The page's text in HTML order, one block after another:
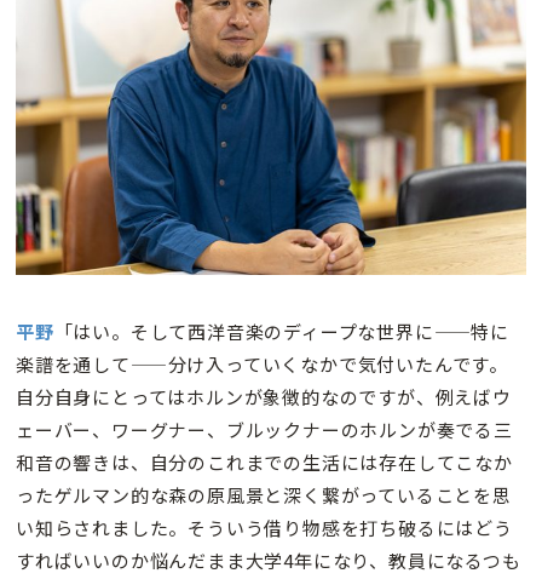
平野 「はい。そして西洋音楽のディープな世界に——特に
楽譜を通して——分け入っていくなかで気付いたんです。
自分自身にとってはホルンが象徴的なのですが、例えばウ
ェーバー、ワーグナー、ブルックナーのホルンが奏でる三
和音の響きは、自分のこれまでの生活には存在してこなか
ったゲルマン的な森の原風景と深く繋がっていることを思
い知らされました。そういう借り物感を打ち破るにはどう
すればいいのか悩んだまま大学4年になり、教員になるつも